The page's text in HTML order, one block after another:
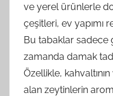
ve yerel ürünlerle
çeşitleri, ev yapımı
Bu tabaklar sadece
zamanda damak
Özellikle,
alan zeytinlerin